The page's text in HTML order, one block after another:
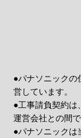
●パナソニックの
営しています。
●工事請負契約は
運営会社との間
●パナソニックは